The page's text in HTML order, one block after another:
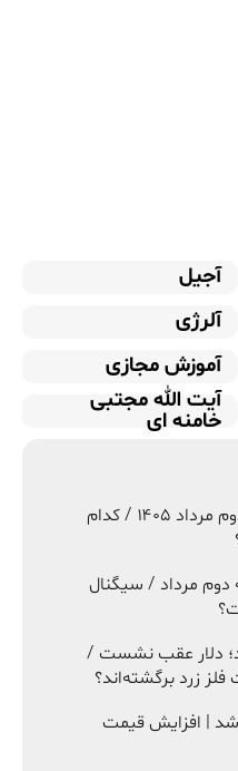
آجیل
آلرژی
آموزش مجازی
آیت الله مجتبی
خامنه ای
بازدهی بازارها در هفته دوم مرداد ۱۴۰۵ / کدام
دوم مرداد / سیگنال
دلار عقب نشست /
زرد برگشته‌اند؟
شد | افزایش قیمت